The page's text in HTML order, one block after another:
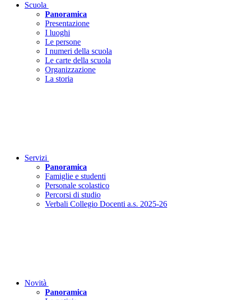
Scuola
Panoramica
Presentazione
I luoghi
Le persone
I numeri della scuola
Le carte della scuola
Organizzazione
La storia
Servizi
Panoramica
Famiglie e studenti
Personale scolastico
Percorsi di studio
Verbali Collegio Docenti a.s. 2025-26
Novità
Panoramica